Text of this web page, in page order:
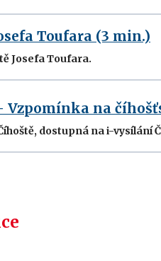
Toufara (3 min.)
Josefa Toufara.
Vzpomínka na
dostupná na i-vysílání